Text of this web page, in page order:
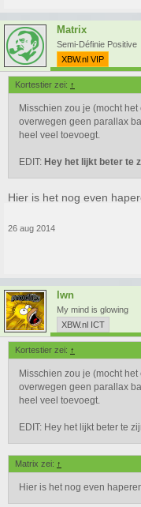
Matrix
Semi-Définie Positive
XBW.nl VIP
Kortestier zei: ↑
Misschien zou je (mocht
overwegen geen parallax
heel veel toevoegt.
EDIT: Hey het lijkt beter te
Hier is het nog even
26 aug 2014
lwn
My mind is glowing
XBW.nl ICT
Kortestier zei: ↑
Misschien zou je (mocht
overwegen geen parallax
heel veel toevoegt.
EDIT: Hey het lijkt beter te
Matrix zei: ↑
Hier is het nog even